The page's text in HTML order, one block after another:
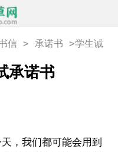
信 > 承诺书 >学生诚
承诺书
，我们都可能会用到